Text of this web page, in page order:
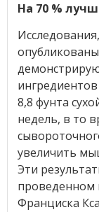
На 70 %
8,8 фунта
недель, в то
увеличить
Эти
проведенном
Франциска